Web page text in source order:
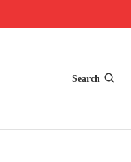
Search